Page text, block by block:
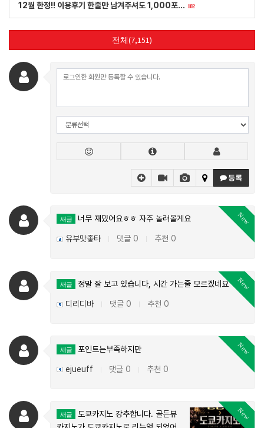
12월 한정!! 이용후기 한줄만 남겨주셔도 1,000포… 102
전체(7,151)
등록
New
새글 너무 재밌어요ㅎㅎ 자주 놀러올게요
유부맛좋타 댓글 0 추천 0
New
새글 정말 잘 보고 있습니다, 시간 가는줄 모르겠네요 ㅋㅋ
디리디바 댓글 0 추천 0
New
새글 포인트는부족하지만
ejueuff 댓글 0 추천 0
New
새글
도쿄카지노 강추합니다. 골든뷰